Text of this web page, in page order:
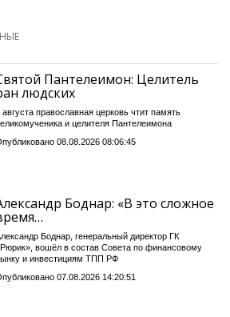
Пантелеимон: Целитель
людских
августа православная церковь чтит память
и целителя Пантелеимона
08.08.2026 08:06:45
Боднар: «В это сложное
Боднар, генеральный директор ГК
вошёл в состав Совета по финансовому
и инвестициям ТПП РФ
07.08.2026 14:20:51